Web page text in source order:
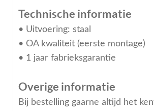
Technische informatie
• Uitvoering: staal
• OA kwaliteit (eerste montage)
• 1 jaar fabrieksgarantie
Overige informatie
Bij bestelling gaarne altijd het